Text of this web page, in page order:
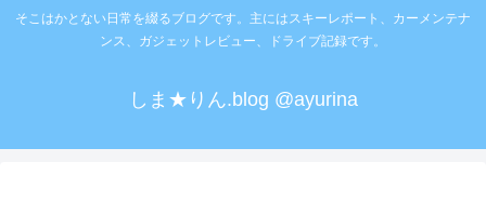
そこはかとない日常を綴るブログです。主にはスキーレポート、カーメンテナ
ンス、ガジェットレビュー、ドライブ記録です。
しま★りん.blog @ayurina